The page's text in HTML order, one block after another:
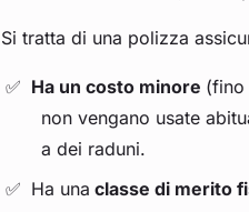
Si tratta di una polizza
Ha un costo minore (fino
non vengano usate
a dei raduni.
Ha una classe di merito